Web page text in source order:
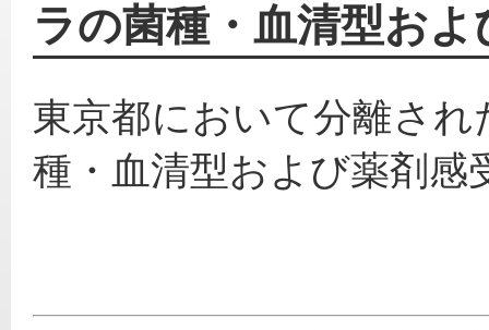
ラの菌種・血清型お
東京都において分離さ
種・血清型および薬剤感